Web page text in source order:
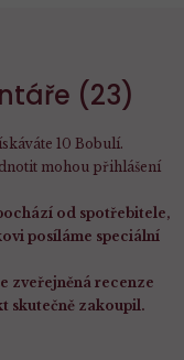
(23)
10 Bobulí.
mohou přihlášení
od spotřebitele,
posíláme speciální
zveřejněná recenze
skutečně zakoupil.